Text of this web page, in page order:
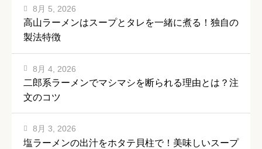
高山ラーメンはスープとタレを一緒に煮る！独自の
製法特徴
8月 5, 2026
二郎系ラーメンでマシマシを断られる理由とは？注
文のコツ
8月 4, 2026
塩ラーメンの出汁をホタテ貝柱で！美味しいスープ
8月 3, 2026